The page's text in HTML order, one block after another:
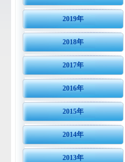
2019年
2018年
2017年
2016年
2015年
2014年
2013年